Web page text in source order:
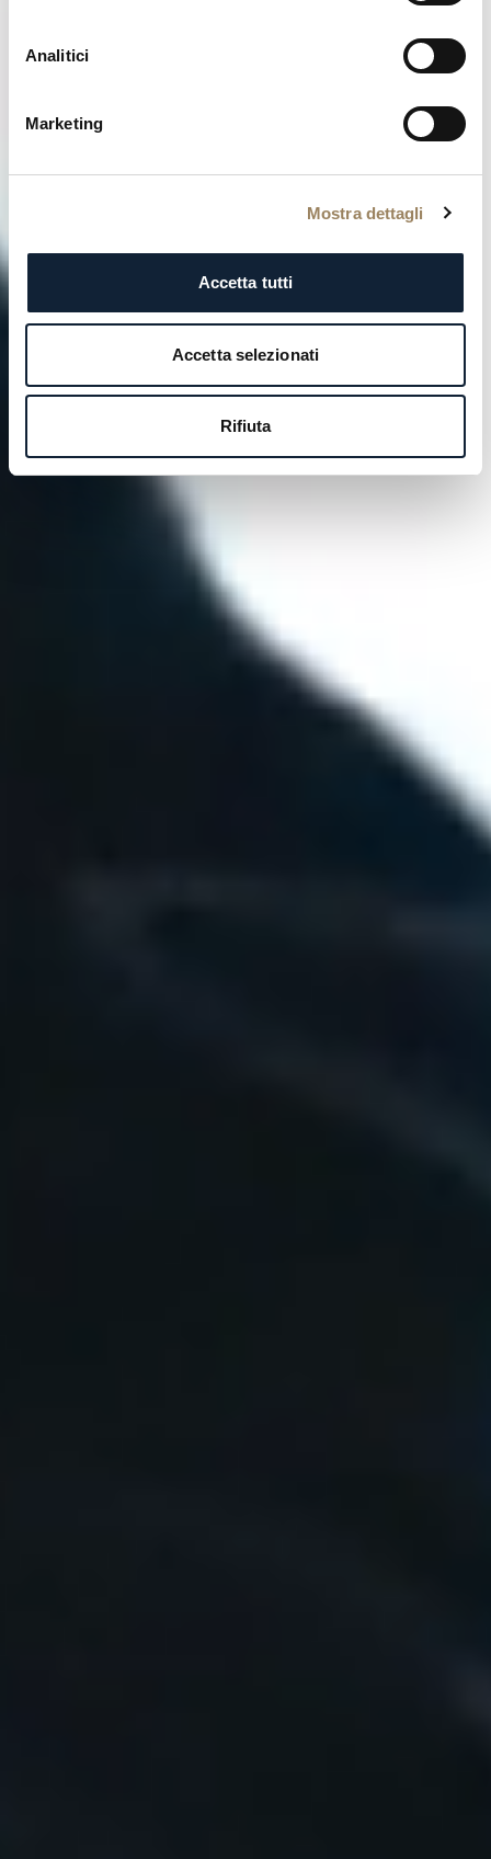
Analitici
Marketing
Mostra dettagli
Accetta tutti
Accetta selezionati
Rifiuta